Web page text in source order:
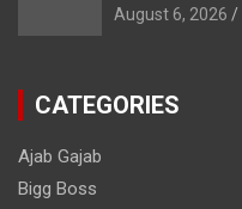
August 6, 2026
CATEGORIES
Ajab Gajab
Bigg Boss